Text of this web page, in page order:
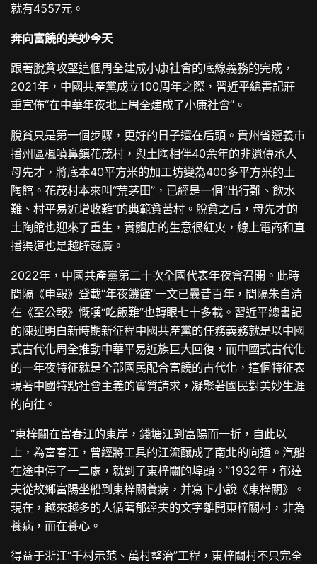
就有4557元。
奔向富饒的美妙今天
跟著脫貧攻堅這個周全建成小康社會的底線義務的完成，
2021年，中國共產黨成立100周年之際，習近平總書記莊
重宣佈“在中華年夜地上周全建成了小康社會”。
脫貧只是第一個步驟，更好的日子還在后頭。貴州省遵義市
播州區楓噴鼻鎮花茂村，與土陶相伴40余年的非遺傳承人
母先才，將底本40平方米的加工坊變為400多平方米的土
陶館。花茂村本來叫“荒茅田”，已經是一個“出行難、飲水
難、村平易近增收難”的典範貧苦村。脫貧之后，母先才的
土陶館也迎來了重生，實體店的生意很紅火，線上電商和直
播渠道也是越辟越廣。
2022年，中國共產黨第二十次全國代表年夜會召開。此時
間隔《申報》登載“年夜饑饉”一文已曩昔百年，間隔朱自清
在《至公報》慨嘆“吃飯難”也轉眼七十多載。習近平總書記
的陳述明白新時期新征程中國共產黨的任務義務就是以中國
式古代化周全推動中華平易近族巨大回復，而中國式古代化
的一年夜特征就是全部國民配合富饒的古代化，這個特征表
現著中國特點社會主義的實質請求，凝聚著國民對美妙生涯
的向往。
“東梓關在富春江的東岸，錢塘江到富陽而一折，自此以
上，為富春江，曾經將工具的江流釀成了南北的向道。汽船
在途中停了一二處，就到了東梓關的埠頭。”1932年，郁達
夫從故鄉富陽坐船到東梓關養病，并寫下小說《東梓關》。
現在，越來越多的人循著郁達夫的文字離開東梓關村，非為
養病，而在養心。
得益于浙江“千村示范、萬村整治”工程，東梓關村不只完全